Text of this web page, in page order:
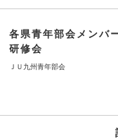
各県青年部会メンバ
研修会
ＪＵ九州青年部会